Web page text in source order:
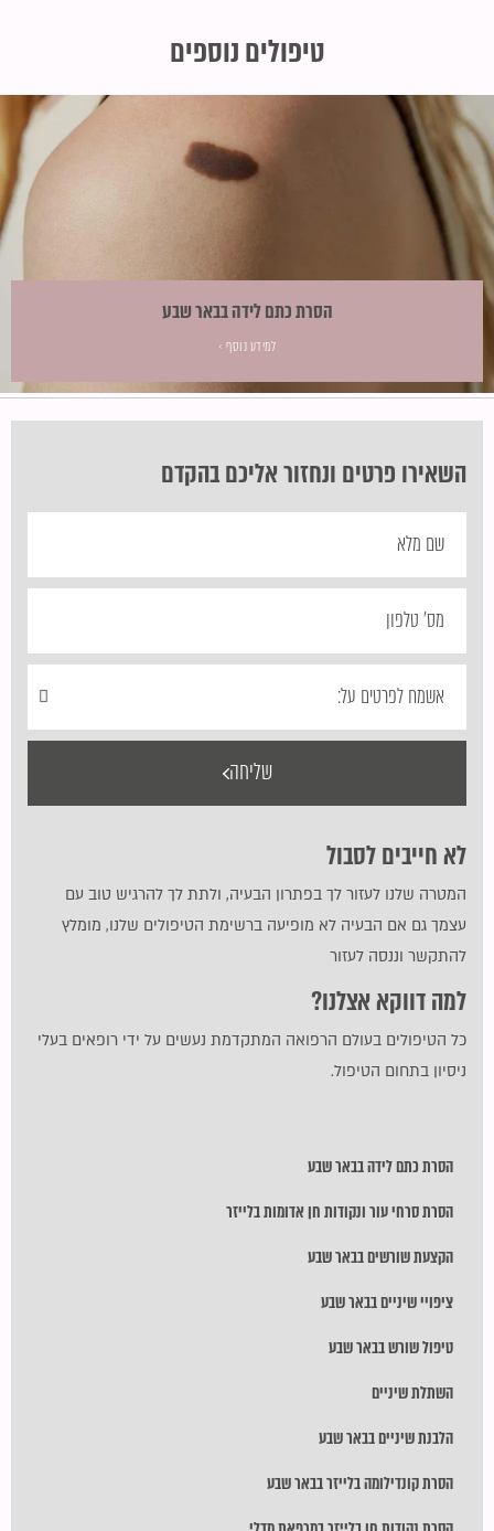
טיפולים נוספים
הסרת כתם לידה בבאר שבע
למידע נוסף ›
הסרת כתם לידה בבאר שבע
הסרת סרחי עור ונקודות חן אדומות בלייזר
הקצעת שורשים בבאר שבע
ציפויי שיניים בבאר שבע
טיפול שורש בבאר שבע
השתלת שיניים
הלבנת שיניים בבאר שבע
הסרת קונדילומה בלייזר בבאר שבע
לא חייבים לסבול
המטרה שלנו לעזור לך בפתרון הבעיה, ולתת לך להרגיש טוב עם
עצמך גם אם הבעיה לא מופיעה ברשימת הטיפולים שלנו, מומלץ
להתקשר וננסה לעזור
למה דווקא אצלנו?
כל הטיפולים בעולם הרפואה המתקדמת נעשים על ידי רופאים בעלי
ניסיון בתחום הטיפול.
השאירו פרטים ונחזור אליכם בהקדם
שליחה